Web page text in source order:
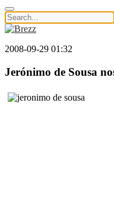
2008-09-29 01:32
Jerónimo de Sousa